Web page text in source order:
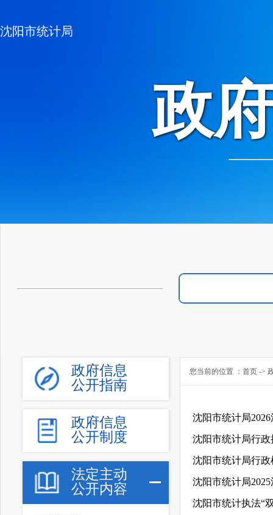
沈阳市统计局
政
政府信息
公开指南
政府信息
公开制度
法定主动
公开内容
您当前的位置 ： 首页 ->
沈阳市统计局
沈阳市统计局行
沈阳市统计局行
沈阳市统计局
沈阳市统计执法“